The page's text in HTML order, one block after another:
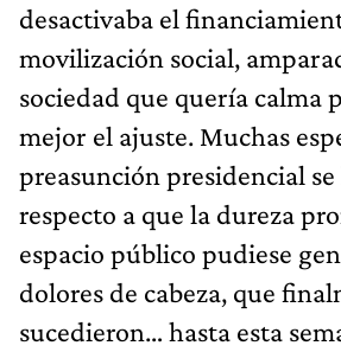
desactivaba el
movilización social,
sociedad que quería calma
mejor el ajuste. Muchas
preasunción presidencial
respecto a que la dureza
espacio público pudiese
dolores de cabeza, que
sucedieron… hasta esta